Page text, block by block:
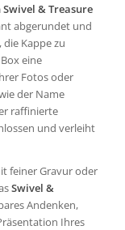
Swivel & Treasure
abgerundet und
Kappe zu
eine
Fotos oder
der Name
raffinierte
und verleiht
feiner Gravur oder
Swivel &
Andenken,
Ihres